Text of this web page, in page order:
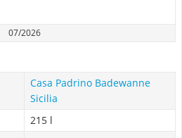
07/2026
Casa Padrino Badewanne
Sicilia
215 l